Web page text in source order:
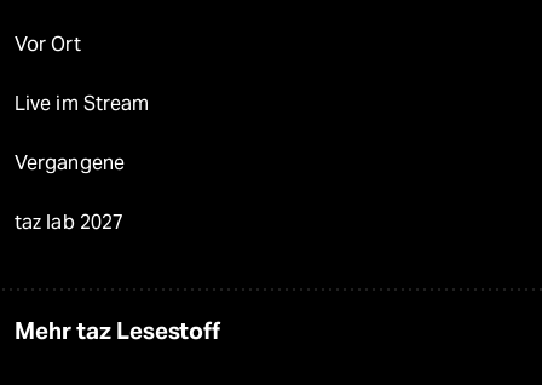
Vor Ort
Live im Stream
Vergangene
taz lab 2027
Mehr taz Lesestoff